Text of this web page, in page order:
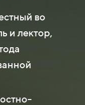
во
и лектор,